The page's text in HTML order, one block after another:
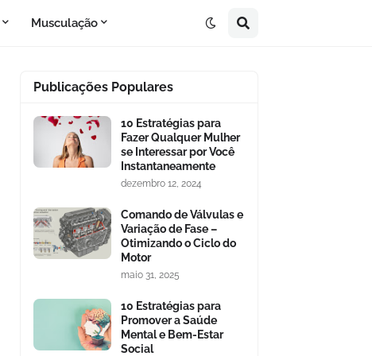
Musculação
Publicações Populares
10 Estratégias para
Fazer Qualquer Mulher
se Interessar por Você
Instantaneamente
dezembro 12, 2024
Comando de Válvulas e
Variação de Fase –
Otimizando o Ciclo do
Motor
maio 31, 2025
10 Estratégias para
Promover a Saúde
Mental e Bem-Estar
Social